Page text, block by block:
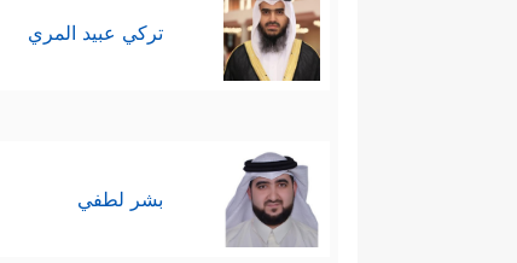
تركي عبيد المري
بشر لطفي